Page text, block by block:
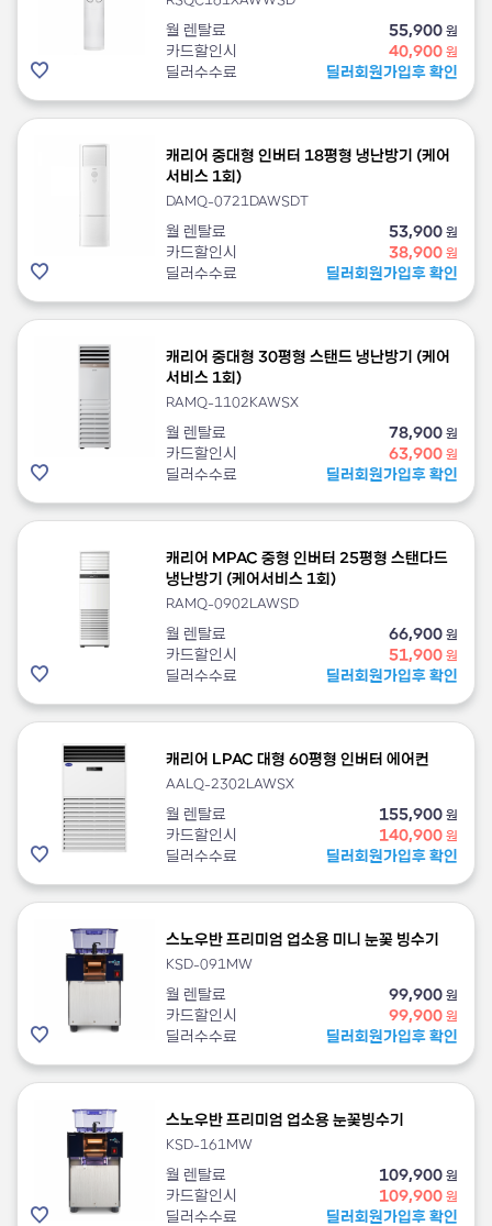
월 렌탈료 55,900 원
카드할인시 40,900 원
딜러수수료 딜러회원가입후 확인
캐리어 중대형 인버터 18평형 냉난방기 (케어
서비스 1회)
DAMQ-0721DAWSDT
월 렌탈료 53,900 원
카드할인시 38,900 원
딜러수수료 딜러회원가입후 확인
캐리어 중대형 30평형 스탠드 냉난방기 (케어
서비스 1회)
RAMQ-1102KAWSX
월 렌탈료 78,900 원
카드할인시 63,900 원
딜러수수료 딜러회원가입후 확인
캐리어 MPAC 중형 인버터 25평형 스탠다드
냉난방기 (케어서비스 1회)
RAMQ-0902LAWSD
월 렌탈료 66,900 원
카드할인시 51,900 원
딜러수수료 딜러회원가입후 확인
캐리어 LPAC 대형 60평형 인버터 에어컨
AALQ-2302LAWSX
월 렌탈료 155,900 원
카드할인시 140,900 원
딜러수수료 딜러회원가입후 확인
스노우반 프리미엄 업소용 미니 눈꽃 빙수기
KSD-091MW
월 렌탈료 99,900 원
카드할인시 99,900 원
딜러수수료 딜러회원가입후 확인
스노우반 프리미엄 업소용 눈꽃빙수기
KSD-161MW
월 렌탈료 109,900 원
카드할인시 109,900 원
딜러수수료 딜러회원가입후 확인